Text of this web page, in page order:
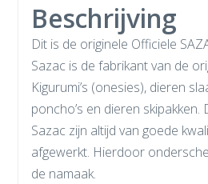
Beschrijving
Dit is de originele Officiele
Sazac is de fabrikant van de
Kigurumi’s (onesies), dieren
poncho’s en dieren
Sazac zijn altijd van goede
afgewerkt. Hierdoor
de namaak.